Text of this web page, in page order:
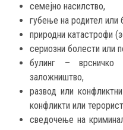
семејно насилство,
губење на родител или
природни катастрофи
сериозни болести или
булинг – врсничко
заложништво,
развод или
конфликти или
сведочење на